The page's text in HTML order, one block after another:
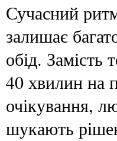
Сучасний
залишає
обід. Замість
40 хвилин на
очікування,
шукають